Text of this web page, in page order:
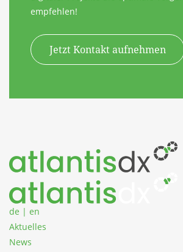
empfehlen!
Jetzt Kontakt aufnehmen
de | en
Aktuelles
News